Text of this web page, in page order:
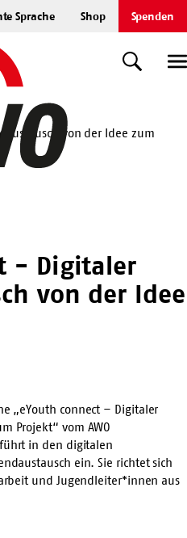
Sprache Shop Spenden
Suche
von der Idee zum
- Digitaler
von der Idee
„eYouth connect – Digitaler
Projekt“ vom AWO
führt in den digitalen
ein. Sie richtet sich
und Jugendleiter*innen aus